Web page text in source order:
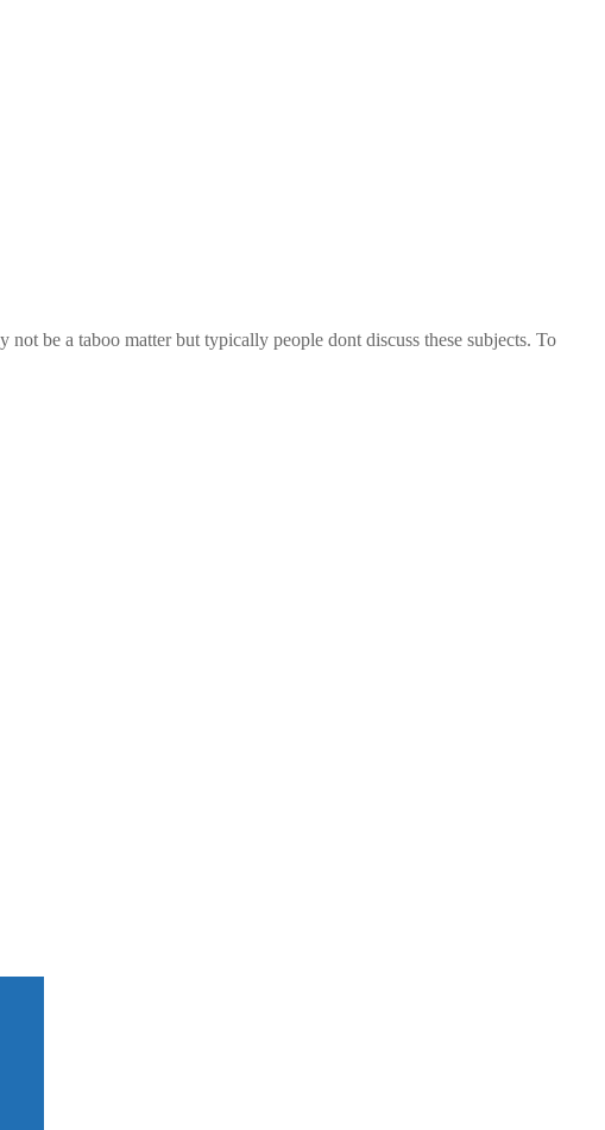
be a taboo matter but typically people dont discuss these subjects. To